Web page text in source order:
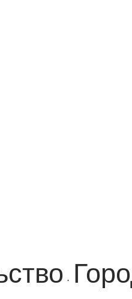
·